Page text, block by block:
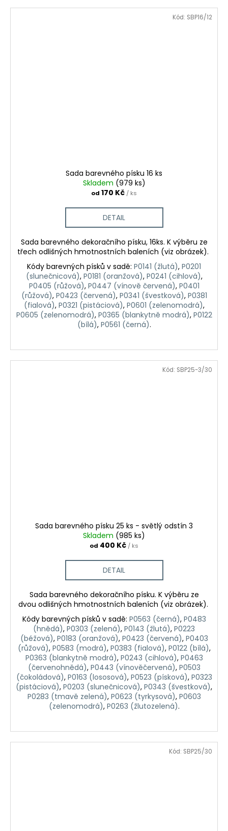
Sada barevného písku 16 ks
Skladem (979 ks)
od 170 Kč / ks
DETAIL
Sada barevného dekoračního písku, 16ks. K výběru ze
třech odlišných hmotnostních baleních (viz obrázek).
Kódy barevných písků v sadě: P0141 (žlutá), P0201
(slunečnicová), P0181 (oranžová), P0241 (cihlová),
P0405 (růžová), P0447 (vínově červená), P0401
(růžová), P0423 (červená), P0341 (švestková), P0381
(fialová), P0321 (pistáciová), P0601 (zelenomodrá),
P0605 (zelenomodrá), P0365 (blankytně modrá), P0122
(bílá), P0561 (černá).
Kód: SBP16/12
Sada barevného písku 25 ks - světlý odstín 3
Skladem (985 ks)
od 400 Kč / ks
DETAIL
Sada barevného dekoračního písku. K výběru ze
dvou odlišných hmotnostních baleních (viz obrázek).
Kódy barevných písků v sadě: P0563 (černá), P0483
(hnědá), P0303 (zelená), P0143 (žlutá), P0223
(béžová), P0183 (oranžová), P0423 (červená), P0403
(růžová), P0583 (modrá), P0383 (fialová), P0122 (bílá),
P0363 (blankytně modrá), P0243 (cihlová), P0463
(červenohnědá), P0443 (vínověčervená), P0503
(čokoládová), P0163 (lososová), P0523 (písková), P0323
(pistáciová), P0203 (slunečnicová), P0343 (švestková),
P0283 (tmavě zelená), P0623 (tyrkysová), P0603
(zelenomodrá), P0263 (žlutozelená).
Kód: SBP25-3/30
Kód: SBP25/30